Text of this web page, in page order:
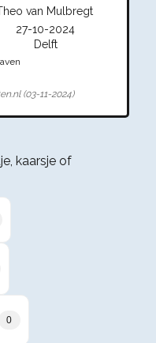
van Mulbregt
27-10-2024
Delft
(03-11-2024)
kaarsje of
0